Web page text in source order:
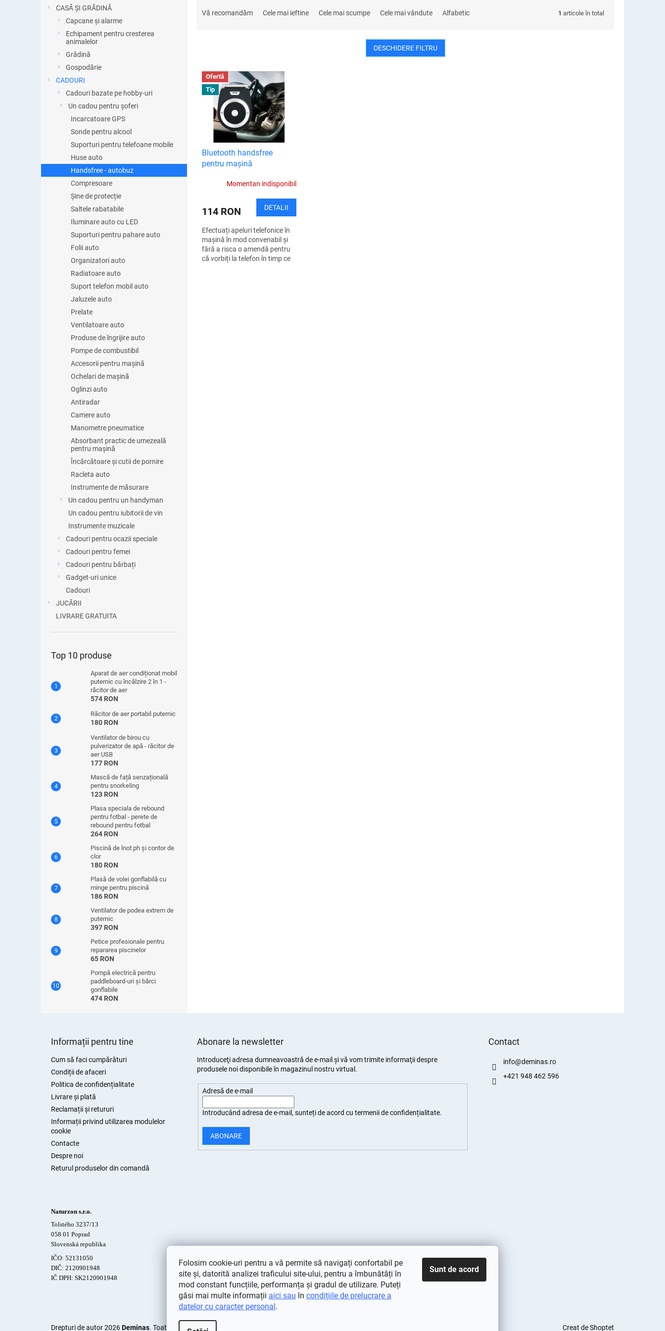
Folosim cookie-uri pentru a vă permite să navigați confortabil pe
site și, datorită analizei traficului site-ului, pentru a îmbunătăți în
mod constant funcțiile, performanța și gradul de utilizare. Puteți
găsi mai multe informații aici sau în condițiile de prelucrare a
datelor cu caracter personal.
Sunt de acord
CASĂ ȘI GRĂDINĂ
Capcane și alarme
Echipament pentru cresterea
animalelor
Grădină
Gospodărie
CADOURI
Cadouri bazate pe hobby-uri
Un cadou pentru șoferi
Incarcatoare GPS
Sonde pentru alcool
Suporturi pentru telefoane mobile
Huse auto
Handsfree - autobuz
Compresoare
Șine de protecție
Saltele rabatabile
Iluminare auto cu LED
Suporturi pentru pahare auto
Folii auto
Organizatori auto
Radiatoare auto
Suport telefon mobil auto
Jaluzele auto
Prelate
Ventilatoare auto
Produse de îngrijire auto
Pompe de combustibil
Accesorii pentru mașină
Ochelari de mașină
Oglinzi auto
Antiradar
Camere auto
Manometre pneumatice
Absorbant practic de umezeală
pentru mașină
Încărcătoare și cutii de pornire
Racleta auto
Instrumente de măsurare
Un cadou pentru un handyman
Un cadou pentru iubitorii de vin
Instrumente muzicale
Cadouri pentru ocazii speciale
Cadouri pentru femei
Cadouri pentru bărbați
Gadget-uri unice
Cadouri
JUCĂRII
LIVRARE GRATUITA
Top 10 produse
Aparat de aer condiționat mobil
puternic cu încălzire 2 în 1 -
răcitor de aer
574 RON
Răcitor de aer portabil puternic
180 RON
Ventilator de birou cu
pulverizator de apă - răcitor de
aer USB
177 RON
Mască de față senzațională
pentru snorkeling
123 RON
Plasa speciala de rebound
pentru fotbal - perete de
rebound pentru fotbal
264 RON
Piscină de înot ph și contor de
clor
180 RON
Plasă de volei gonflabilă cu
minge pentru piscină
186 RON
Ventilator de podea extrem de
puternic
397 RON
Petice profesionale pentru
repararea piscinelor
65 RON
Pompă electrică pentru
paddleboard-uri și bărci
gonflabile
474 RON
Vă recomandăm Cele mai ieftine Cele mai scumpe Cele mai vândute Alfabetic 1 articole în total
DESCHIDERE FILTRU
Ofertă
Tip
Bluetooth handsfree
pentru mașină
Momentan indisponibil
114 RON DETALII
Efectuați apeluri telefonice în
mașină în mod convenabil și
fără a risca o amendă pentru
că vorbiți la telefon în timp ce
Informații pentru tine
Cum să faci cumpărături
Condiții de afaceri
Politica de confidențialitate
Livrare și plată
Reclamații și retururi
Informații privind utilizarea modulelor
cookie
Contacte
Despre noi
Returul produselor din comandă
Abonare la newsletter
Introduceţi adresa dumneavoastră de e-mail şi vă vom trimite informaţii despre
produsele noi disponibile în magazinul nostru virtual.
Adresă de e-mail
Introducând adresa de e-mail, sunteți deacord cu termenii de confidențialitate.
ABONARE
Contact
info@deminas.ro
+421 948 462 596
Naturzon s.r.o.
Tolstého 3237/13
058 01 Poprad
Slovenská republika
IČO: 52131050
DIČ: 2120901948
IČ DPH: SK2120901948
Creat de Shoptet
Drepturi de autor 2026Deminas. Toate drepturile rezervate.